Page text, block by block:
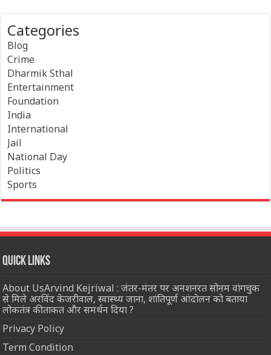
Categories
Blog
Crime
Dharmik Sthal
Entertainment
Foundation
India
International
Jail
National Day
Politics
Sports
Quick Links
About UsArvind Kejriwal : जंतर-मंतर पर अनशनरत सोनम वांगचुक
से मिले अरविंद केजरीवाल, स्वास्थ्य जाना, शांतिपूर्ण आंदोलन को बताया
लोकतंत्र की ताकत और समर्थन दिया ?
Privacy Policy
Term Condition